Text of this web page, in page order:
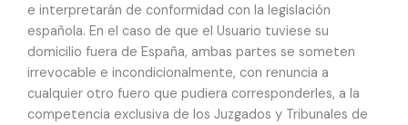
e interpretarán de conformidad con la legislación
española. En el caso de que el Usuario tuviese su
domicilio fuera de España, ambas partes se someten
irrevocable e incondicionalmente, con renuncia a
cualquier otro fuero que pudiera corresponderles, a la
competencia exclusiva de los Juzgados y Tribunales de